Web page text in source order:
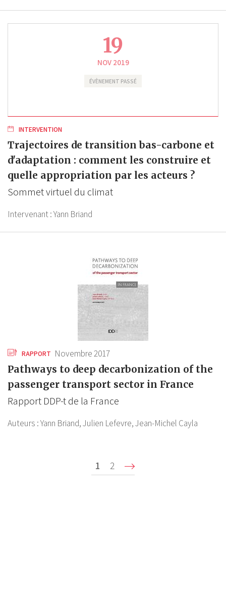
19
NOV 2019
ÉVÈNEMENT PASSÉ
INTERVENTION
Trajectoires de transition bas-carbone et
d'adaptation : comment les construire et
quelle appropriation par les acteurs ?
Sommet virtuel du climat
Intervenant :Yann Briand
RAPPORT Novembre 2017
Pathways to deep decarbonization of the
passenger transport sector in France
Rapport DDP-t de la France
Auteurs :Yann Briand,Julien Lefevre,Jean-Michel Cayla
Page
courante
1 Page
2